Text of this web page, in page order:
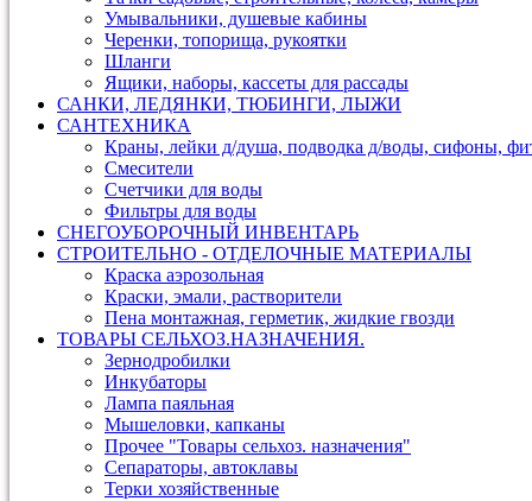
Умывальники, душевые кабины
Черенки, топорища, рукоятки
Шланги
Ящики, наборы, кассеты для рассады
САНКИ, ЛЕДЯНКИ, ТЮБИНГИ, ЛЫЖИ
САНТЕХНИКА
Краны, лейки д/душа, подводка д/воды, сифоны,
Смесители
Счетчики для воды
Фильтры для воды
СНЕГОУБОРОЧНЫЙ ИНВЕНТАРЬ
СТРОИТЕЛЬНО - ОТДЕЛОЧНЫЕ МАТЕРИАЛЫ
Краска аэрозольная
Краски, эмали, растворители
Пена монтажная, герметик, жидкие гвозди
ТОВАРЫ СЕЛЬХОЗ.НАЗНАЧЕНИЯ.
Зернодробилки
Инкубаторы
Лампа паяльная
Мышеловки, капканы
Прочее "Товары сельхоз. назначения"
Сепараторы, автоклавы
Терки хозяйственные